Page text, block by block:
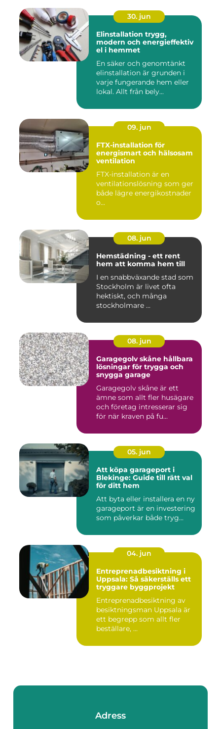
30. jun
Elinstallation trygg,
modern och energieffektiv
el i hemmet
En säker och genomtänkt
elinstallation är grunden i
varje fungerande hem eller
lokal. Allt från bely...
09. jun
FTX-installation för
energismart och hälsosam
ventilation
FTX-installation är en
ventilationslösning som ger
både lägre energikostnader
o...
08. jun
Hemstädning - ett rent
hem att komma hem till
I en snabbväxande stad som
Stockholm är livet ofta
hektiskt, och många
stockholmare ...
08. jun
Garagegolv skåne hållbara
lösningar för trygga och
snygga garage
Garagegolv skåne är ett
ämne som allt fler husägare
och företag intresserar sig
för när kraven på fu...
05. jun
Att köpa garageport i
Blekinge: Guide till rätt val
för ditt hem
Att byta eller installera en ny
garageport är en investering
som påverkar både tryg...
04. jun
Entreprenadbesiktning i
Uppsala: Så säkerställs ett
tryggare byggprojekt
Entreprenadbesiktning av
besiktningsman Uppsala är
ett begrepp som allt fler
beställare, ...
Adress